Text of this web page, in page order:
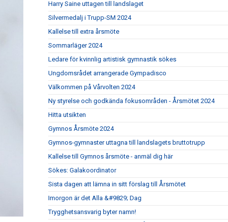
Harry Saine uttagen till landslaget
Silvermedalj i Trupp-SM 2024
Kallelse till extra årsmöte
Sommarläger 2024
Ledare för kvinnlig artistisk gymnastik sökes
Ungdomsrådet arrangerade Gympadisco
Välkommen på Vårvolten 2024
Ny styrelse och godkända fokusområden - Årsmötet 2024
Hitta utsikten
Gymnos Årsmöte 2024
Gymnos-gymnaster uttagna till landslagets bruttotrupp
Kallelse till Gymnos årsmöte - anmäl dig här
Sökes: Galakoordinator
Sista dagen att lämna in sitt förslag till Årsmötet
Imorgon är det Alla &#9829; Dag
Trygghetsansvarig byter namn!